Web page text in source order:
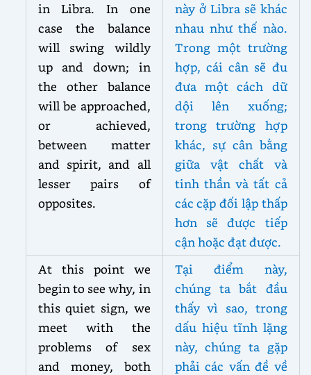
in Libra. In one
case the balance
will swing wildly
up and down; in
the other balance
will be approached,
or achieved,
between matter
and spirit, and all
lesser pairs of
opposites.
này ở Libra sẽ khác
nhau như thế nào.
Trong một trường
hợp, cái cân sẽ đu
đưa một cách dữ
dội lên xuống;
trong trường hợp
khác, sự cân bằng
giữa vật chất và
tinh thần và tất cả
các cặp đối lập thấp
hơn sẽ được tiếp
cận hoặc đạt được.
At this point we
begin to see why, in
this quiet sign, we
meet with the
problems of sex
and money, both
Tại điểm này,
chúng ta bắt đầu
thấy vì sao, trong
dấu hiệu tĩnh lặng
này, chúng ta gặp
phải các vấn đề về